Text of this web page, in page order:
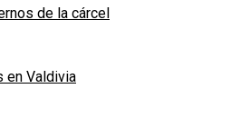
de la cárcel
en Valdivia